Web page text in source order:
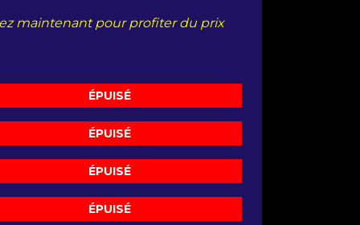
maintenant pour profiter du prix
ÉPUISÉ
ÉPUISÉ
ÉPUISÉ
ÉPUISÉ